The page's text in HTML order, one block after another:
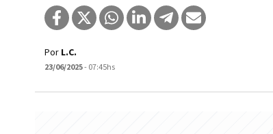
Por L.C.
23/06/2025- 07:45hs